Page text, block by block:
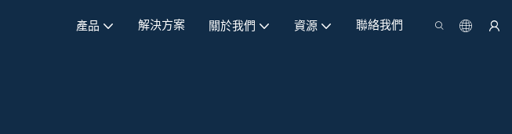
產品 解決方案 關於我們 資源 聯絡我們